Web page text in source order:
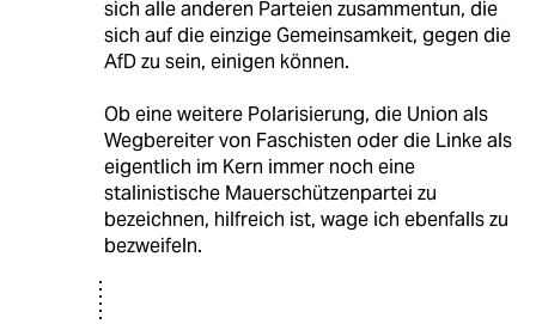
sich alle anderen Parteien zusammentun, die
sich auf die einzige Gemeinsamkeit, gegen die
AfD zu sein, einigen können.
Ob eine weitere Polarisierung, die Union als
Wegbereiter von Faschisten oder die Linke als
eigentlich im Kern immer noch eine
stalinistische Mauerschützenpartei zu
bezeichnen, hilfreich ist, wage ich ebenfalls zu
bezweifeln.